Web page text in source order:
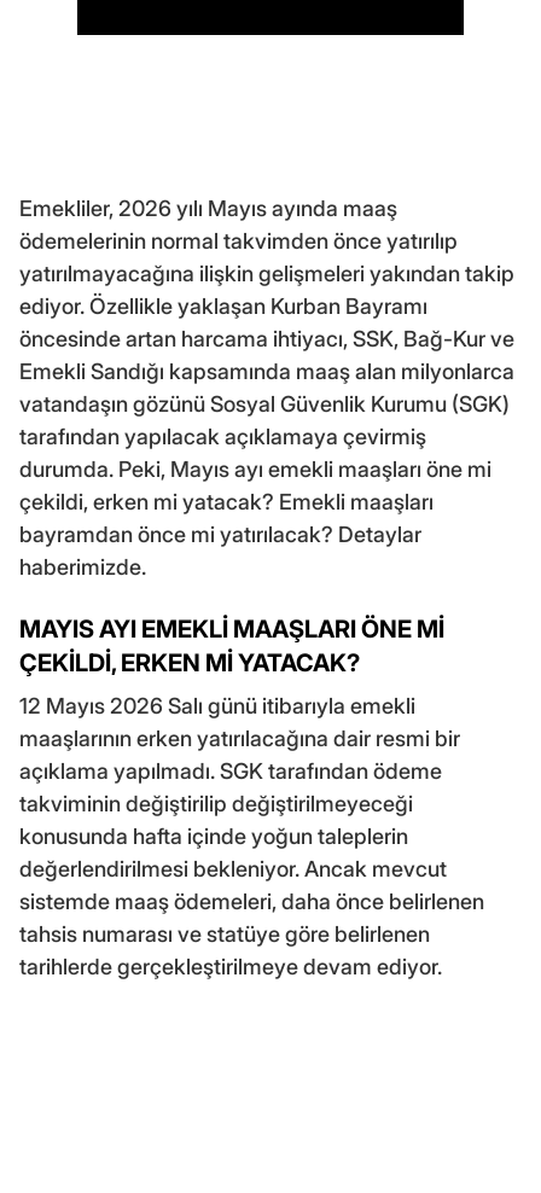
Emekliler, 2026 yılı Mayıs ayında maaş
ödemelerinin normal takvimden önce yatırılıp
yatırılmayacağına ilişkin gelişmeleri yakından takip
ediyor. Özellikle yaklaşan Kurban Bayramı
öncesinde artan harcama ihtiyacı, SSK, Bağ-Kur ve
Emekli Sandığı kapsamında maaş alan milyonlarca
vatandaşın gözünü Sosyal Güvenlik Kurumu (SGK)
tarafından yapılacak açıklamaya çevirmiş
durumda. Peki, Mayıs ayı emekli maaşları öne mi
çekildi, erken mi yatacak? Emekli maaşları
bayramdan önce mi yatırılacak? Detaylar
haberimizde.
MAYIS AYI EMEKLİ MAAŞLARI ÖNE Mİ
ÇEKİLDİ, ERKEN Mİ YATACAK?
12 Mayıs 2026 Salı günü itibarıyla emekli
maaşlarının erken yatırılacağına dair resmi bir
açıklama yapılmadı. SGK tarafından ödeme
takviminin değiştirilip değiştirilmeyeceği
konusunda hafta içinde yoğun taleplerin
değerlendirilmesi bekleniyor. Ancak mevcut
sistemde maaş ödemeleri, daha önce belirlenen
tahsis numarası ve statüye göre belirlenen
tarihlerde gerçekleştirilmeye devam ediyor.